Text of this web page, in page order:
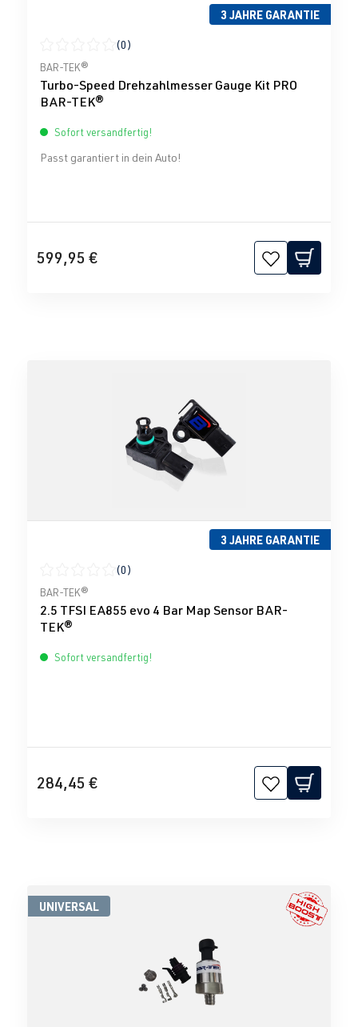
3 JAHRE GARANTIE
Durchschnittliche Bewertung von 0 von 5 Sternen
(0)
BAR-TEK®
Turbo-Speed Drehzahlmesser Gauge Kit PRO
BAR-TEK®
Sofort versandfertig!
Passt garantiert in dein Auto!
599,95 €
3 JAHRE GARANTIE
Durchschnittliche Bewertung von 0 von 5 Sternen
(0)
BAR-TEK®
2.5 TFSI EA855 evo 4 Bar Map Sensor BAR-
TEK®
Sofort versandfertig!
284,45 €
UNIVERSAL